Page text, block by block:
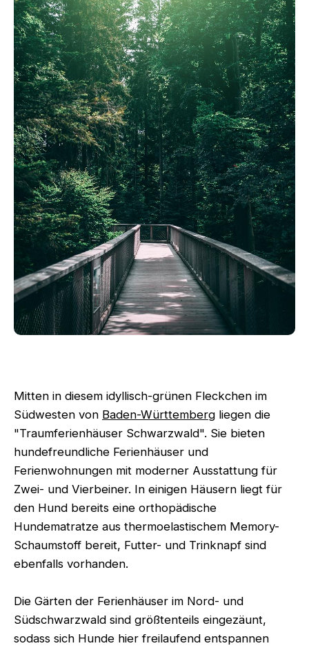
Mitten in diesem idyllisch-grünen Fleckchen im
Südwesten von Baden-Württemberg liegen die
"Traumferienhäuser Schwarzwald". Sie bieten
hundefreundliche Ferienhäuser und
Ferienwohnungen mit moderner Ausstattung für
Zwei- und Vierbeiner. In einigen Häusern liegt für
den Hund bereits eine orthopädische
Hundematratze aus thermoelastischem Memory-
Schaumstoff bereit, Futter- und Trinknapf sind
ebenfalls vorhanden.
Die Gärten der Ferienhäuser im Nord- und
Südschwarzwald sind größtenteils eingezäunt,
sodass sich Hunde hier freilaufend entspannen